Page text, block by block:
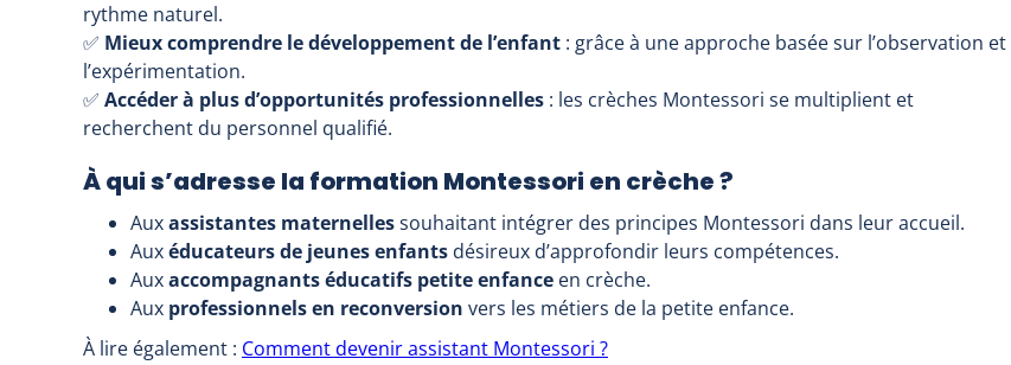
rythme naturel.
✅ Mieux comprendre le développement de l’enfant : grâce à une approche basée sur l’observation et
l’expérimentation.
✅ Accéder à plus d’opportunités professionnelles : les crèches Montessori se multiplient et
recherchent du personnel qualifié.
À qui s’adresse la formation Montessori en crèche ?
Auxassistantes maternellessouhaitant intégrer des principes Montessori dans leur accueil.
Auxéducateurs de jeunes enfants désireux d’approfondir leurs compétences.
Auxaccompagnants éducatifs petite enfance en crèche.
Aux professionnels en reconversion vers les métiers de la petite enfance.
À lire également : Comment devenir assistant Montessori ?